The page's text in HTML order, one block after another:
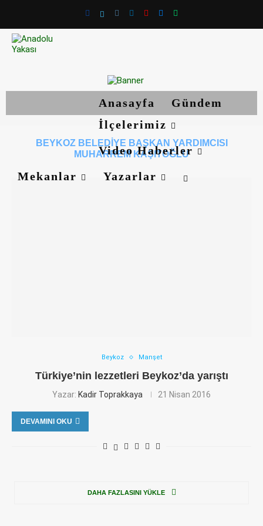
Anasayfa
Gündem
İlçelerimiz
Video Haberler
Mekanlar
Yazarlar
BEYKOZ BELEDIYE BAŞKAN YARDIMCISI
MUHARREM KAŞITOĞLU
Beykoz Manşet
Türkiye’nin lezzetleri Beykoz’da yarıştı
Yazar: Kadir Toprakkaya 21 Nisan 2016
DEVAMINI OKU
DAHA FAZLASINI YÜKLE